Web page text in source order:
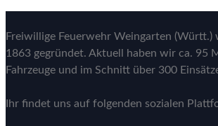
Freiwillige Feuerwehr Weingarten (Württ.)
1863 gegründet. Aktuell haben wir ca. 95
Fahrzeuge und im Schnitt über 300
Ihr findet uns auf folgenden sozialen